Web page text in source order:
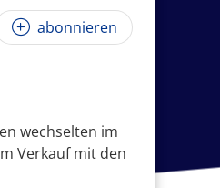
abonnieren
wechselten im
Verkauf mit den